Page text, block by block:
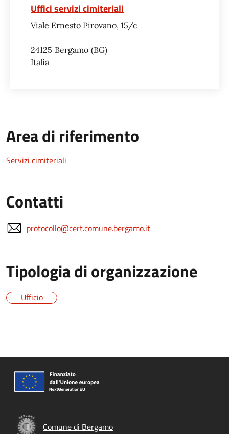
Uffici servizi cimiteriali
Viale Ernesto Pirovano, 15/c
24125 Bergamo BG
Italia
Area di riferimento
Servizi cimiteriali
Contatti
protocollo@cert.comune.bergamo.it
Tipologia di organizzazione
Ufficio
Comune di Bergamo